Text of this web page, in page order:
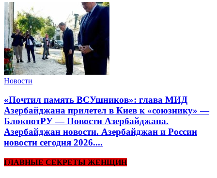
Новости
«Почтил память ВСУшников»: глава МИД
Азербайджана прилетел в Киев к «союзнику» —
БлокнотРУ — Новости Азербайджана.
Азербайджан новости. Азербайджан и России
новости сегодня 2026....
ГЛАВНЫЕ СЕКРЕТЫ ЖЕНЩИН